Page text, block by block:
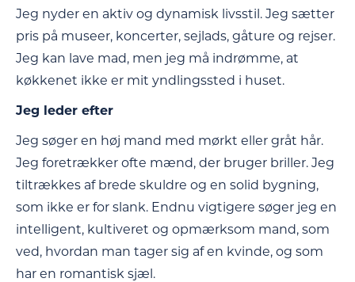
Jeg nyder en aktiv og dynamisk livsstil. Jeg sætter
pris på museer, koncerter, sejlads, gåture og rejser.
Jeg kan lave mad, men jeg må indrømme, at
køkkenet ikke er mit yndlingssted i huset.
Jeg leder efter
Jeg søger en høj mand med mørkt eller gråt hår.
Jeg foretrækker ofte mænd, der bruger briller. Jeg
tiltrækkes af brede skuldre og en solid bygning,
som ikke er for slank. Endnu vigtigere søger jeg en
intelligent, kultiveret og opmærksom mand, som
ved, hvordan man tager sig af en kvinde, og som
har en romantisk sjæl.